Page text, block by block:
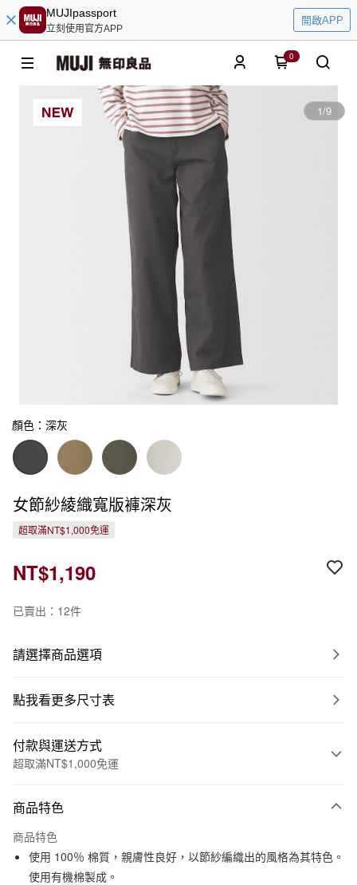
MUJIpassport
立刻使用官方APP
開啟APP
0
1/9
顏色：深灰
女節紗綾織寬版褲深灰
超取滿NT$1,000免運
NT$1,190
已賣出：12件
請選擇商品選項
點我看更多尺寸表
付款與運送方式
超取滿NT$1,000免運
信用卡一次付款
信用卡分期付款
3 期 0 利率 每期
商品特色
商品特色
使用 100％ 棉質，親膚性良好，以節紗編織出的風格為其特色。
使用有機棉製成。